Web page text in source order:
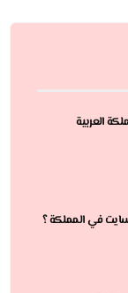
العربية
في المملكة ؟